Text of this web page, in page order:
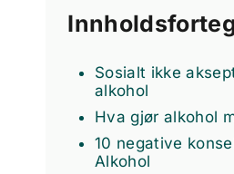
Sosialt ikke
alkohol
Hva gjør alkohol
10 negative
Alkohol